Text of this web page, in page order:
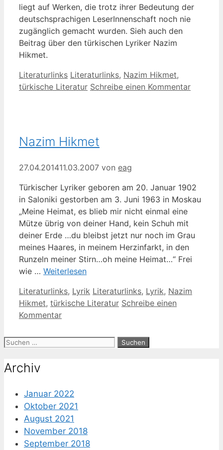
liegt auf Werken, die trotz ihrer Bedeutung der
deutschsprachigen LeserInnenschaft noch nie
zugänglich gemacht wurden. Sieh auch den
Beitrag über den türkischen Lyriker Nazim
Hikmet.
Kategorien
Literaturlinks Schlagwörter
Literaturlinks, Nazim Hikmet,
türkische Literatur Schreibe einen Kommentar
Nazim Hikmet
27.04.201411.03.2007 von eag
Türkischer Lyriker geboren am 20. Januar 1902
in Saloniki gestorben am 3. Juni 1963 in Moskau
„Meine Heimat, es blieb mir nicht einmal eine
Mütze übrig von deiner Hand, kein Schuh mit
deiner Erde …du bleibst jetzt nur noch im Grau
meines Haares, in meinem Herzinfarkt, in den
Runzeln meiner Stirn…oh meine Heimat…“ Frei
wie … Weiterlesen
Kategorien
Literaturlinks, Lyrik Schlagwörter
Literaturlinks, Lyrik, Nazim
Hikmet, türkische Literatur Schreibe einen
Kommentar
Suche
Archiv
Januar 2022
Oktober 2021
August 2021
November 2018
September 2018